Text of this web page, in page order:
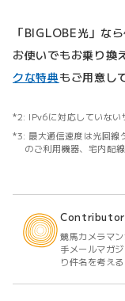
「BIGLOBE光」な
お使いでもお乗り換
クな特典もご用意し
IPv6に対応していない
最大通信速度は光回線
のご利用機器、宅内配
Contributor
競馬カメラマ
手メールマガ
り件名を考え